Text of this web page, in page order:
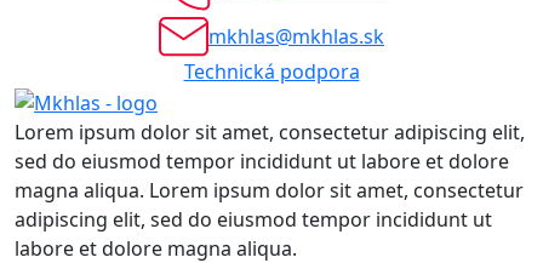
mkhlas@mkhlas.sk
Technická podpora
Lorem ipsum dolor sit amet, consectetur adipiscing elit,
sed do eiusmod tempor incididunt ut labore et dolore
magna aliqua. Lorem ipsum dolor sit amet, consectetur
adipiscing elit, sed do eiusmod tempor incididunt ut
labore et dolore magna aliqua.